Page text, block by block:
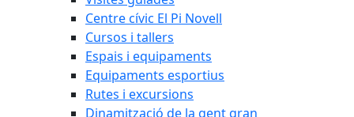
Centre cívic El Pi Novell
Cursos i tallers
Espais i equipaments
Equipaments esportius
Rutes i excursions
Dinamització de la gent gran